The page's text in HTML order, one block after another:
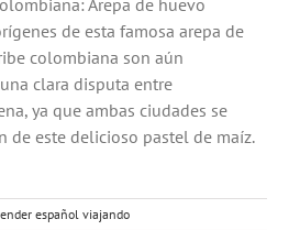
de esta famosa arepa de
colombiana son aún
clara disputa entre
ya que ambas ciudades se
de este delicioso pastel de maíz.
español viajando